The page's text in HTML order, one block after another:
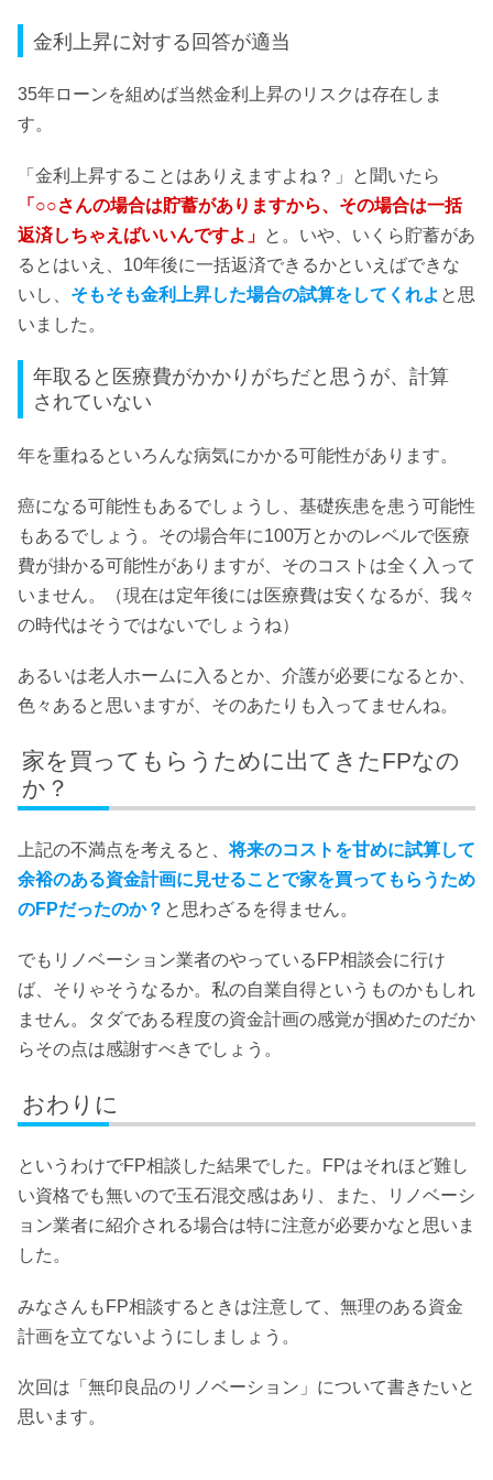
金利上昇に対する回答が適当
35年ローンを組めば当然金利上昇のリスクは存在しま
す。
「金利上昇することはありえますよね？」と聞いたら
「○○さんの場合は貯蓄がありますから、その場合は一括
返済しちゃえばいいんですよ」 と。いや、いくら貯蓄があ
るとはいえ、10年後に一括返済できるかといえばできな
いし、 そもそも金利上昇した場合の試算をしてくれよ と思
いました。
年取ると医療費がかかりがちだと思うが、計算
されていない
年を重ねるといろんな病気にかかる可能性があります。
癌になる可能性もあるでしょうし、基礎疾患を患う可能性
もあるでしょう。その場合年に100万とかのレベルで医療
費が掛かる可能性がありますが、そのコストは全く入って
いません。（現在は定年後には医療費は安くなるが、我々
の時代はそうではないでしょうね）
あるいは老人ホームに入るとか、介護が必要になるとか、
色々あると思いますが、そのあたりも入ってませんね。
家を買ってもらうために出てきたFPなの
か？
上記の不満点を考えると、将来のコストを甘めに試算して
余裕のある資金計画に見せることで家を買ってもらうため
のFPだったのか？ と思わざるを得ません。
でもリノベーション業者のやっているFP相談会に行け
ば、そりゃそうなるか。私の自業自得というものかもしれ
ません。タダである程度の資金計画の感覚が掴めたのだか
らその点は感謝すべきでしょう。
おわりに
というわけでFP相談した結果でした。FPはそれほど難し
い資格でも無いので玉石混交感はあり、また、リノベーシ
ョン業者に紹介される場合は特に注意が必要かなと思いま
した。
みなさんもFP相談するときは注意して、無理のある資金
計画を立てないようにしましょう。
次回は「無印良品のリノベーション」について書きたいと
思います。